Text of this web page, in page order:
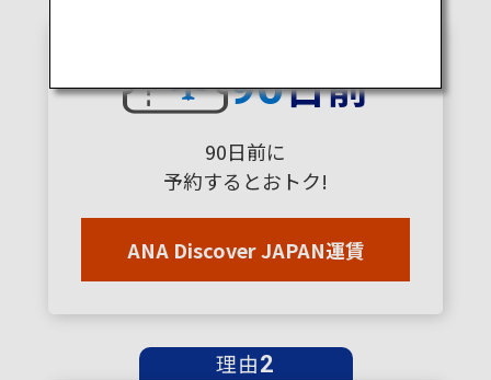
90日前
90日前に
予約するとおトク!
ANA Discover JAPAN運賃
理由2